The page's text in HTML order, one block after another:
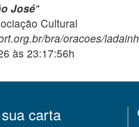
José"
Cultural
bra/oracoes/
às 23:17:56h
carta